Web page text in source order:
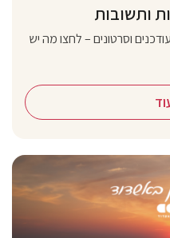
ותשובות
וסרטונים – לחצו מה יש